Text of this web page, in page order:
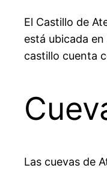
El Castillo de
está ubicada
castillo cuenta
Las cuevas de